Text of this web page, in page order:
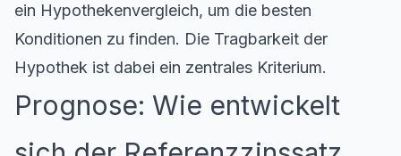
ein Hypothekenvergleich, um die besten
Konditionen zu finden. Die Tragbarkeit der
Hypothek ist dabei ein zentrales Kriterium.
Prognose: Wie entwickelt